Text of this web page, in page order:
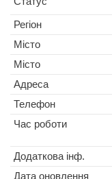
Регіон
Місто
Місто
Адреса
Телефон
Час роботи
Додаткова інф.
Дата оновлення